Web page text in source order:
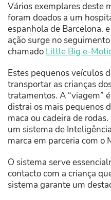
Vários exemplares deste
foram doados a um
espanhola de Barcelona.
ação surge no
chamado Little Big e-
Estes pequenos veículos
transportar as crianças
tratamentos. A “viagem”
distrai os mais pequenos
maca ou cadeira de
um sistema de
marca em parceria com o
O sistema serve
contacto com a criança
sistema garante um